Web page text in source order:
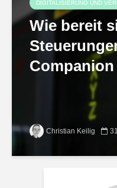
DIGITALISIERUNG UND
Wie bereit
Christian Keilig